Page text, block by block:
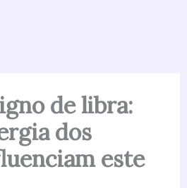
de libra:
dos
este